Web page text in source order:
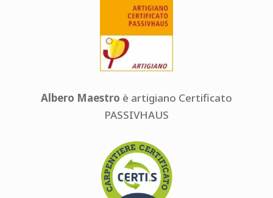
Albero Maestro è artigiano Certificato
PASSIVHAUS